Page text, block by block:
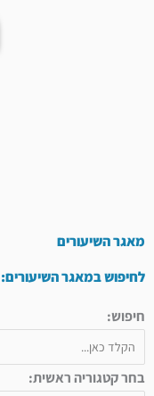
מאגר השיעורים
לחיפוש במאגר השיעורים:
חיפוש:
בחר קטגוריה ראשית: